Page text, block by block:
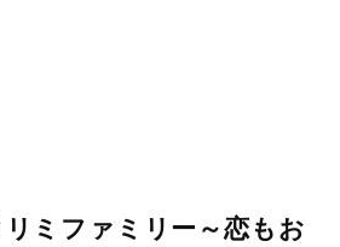
ミファミリー～恋もお